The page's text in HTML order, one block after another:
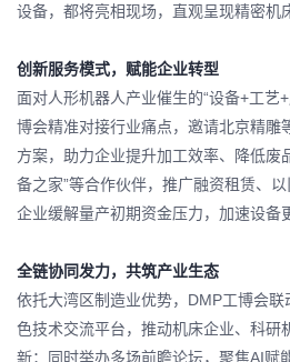
设备，都将亮相现场，直观呈现精密机
创新服务模式，赋能企业转型
面对人形机器人产业催生的“设备+工艺
博会精准对接行业痛点，邀请北京精雕
方案，助力企业提升加工效率、降低废
备之家”等合作伙伴，推广融资租赁、
企业缓解量产初期资金压力，加速设备
全链协同发力，共筑产业生态
依托大湾区制造业优势，DMP工博会
色技术交流平台，推动机床企业、科研
新；同时举办多场前瞻论坛，聚焦AI赋